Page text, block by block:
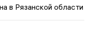
в Рязанской области